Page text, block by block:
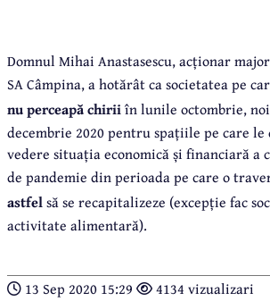
Domnul Mihai Anastasescu, acționar
SA Câmpina, a hotărât ca societatea pe
nuperceapă chiriiîn lunile octombrie,
decembrie 2020 pentru spațiile pe care
vedere situația economică și financiară a
de pandemie din perioada pe care o
astfelsă se recapitalizeze (excepție fac
activitate alimentară).
13 Sep 2020 15:29 4134 vizualizari